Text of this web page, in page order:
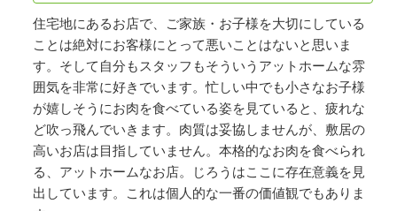
住宅地にあるお店で、ご家族・お子様を大切にしている
ことは絶対にお客様にとって悪いことはないと思いま
す。そして自分もスタッフもそういうアットホームな雰
囲気を非常に好きでいます。忙しい中でも小さなお子様
が嬉しそうにお肉を食べている姿を見ていると、疲れな
ど吹っ飛んでいきます。肉質は妥協しませんが、敷居の
高いお店は目指していません。本格的なお肉を食べられ
る、アットホームなお店。じろうはここに存在意義を見
出しています。これは個人的な一番の価値観でもありま